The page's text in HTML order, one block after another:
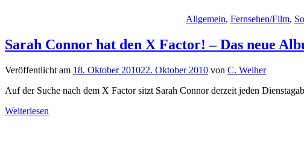
Allgemein, Fernsehen/Film,
Sarah Connor hat den X Factor! – Das neue
Veröffentlicht am 18. Oktober 201022. Oktober 2010 von C. Weiher
Auf der Suche nach dem X Factor sitzt Sarah Connor derzeit jeden
Weiterlesen